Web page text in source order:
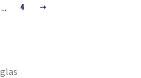
... 4